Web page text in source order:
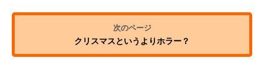
クリスマスというよりホラー？